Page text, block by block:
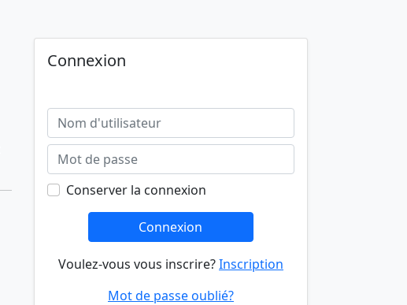
Connexion
Conserver la connexion
Connexion
Voulez-vous vous inscrire?Inscription
Mot de passe oublié?